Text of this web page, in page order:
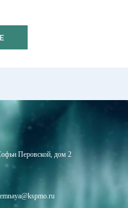
Перовской, дом 2